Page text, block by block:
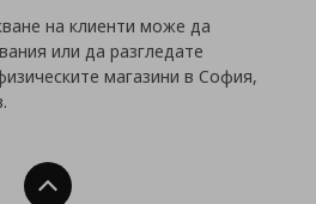
на клиенти може да
или да разгледате
магазини в София,
Нагоре